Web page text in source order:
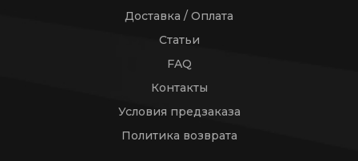
Доставка / Оплата
Статьи
FAQ
Контакты
Условия предзаказа
Политика возврата